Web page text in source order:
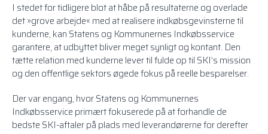
I stedet for tidligere blot at håbe på resultaterne og overlade
det »grove arbejde« med at realisere indkøbsgevinsterne til
kunderne, kan Statens og Kommunernes Indkøbsservice
garantere, at udbyttet bliver meget synligt og kontant. Den
tætte relation med kunderne lever til fulde op til SKI’s mission
og den offentlige sektors øgede fokus på reelle besparelser.
Der var engang, hvor Statens og Kommunernes
Indkøbsservice primært fokuserede på at forhandle de
bedste SKI-aftaler på plads med leverandørerne for derefter